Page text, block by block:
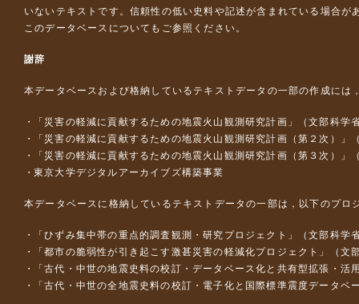
いないテキストです。信頼性の低い史料や記述が含まれている場合が
このデータベースについて もご参照ください。
謝辞
本データベースおよび格納しているテキストデータの一部の作成には
「災害の軽減に貢献するための地震火山観測研究計画」（文部科学
「災害の軽減に貢献するための地震火山観測研究計画（第２次）」
「災害の軽減に貢献するための地震火山観測研究計画（第３次）」
東京大学デジタルアーカイブズ構築事業
本データベースに格納しているテキストデータの一部は，以下のプロ
「ひずみ集中帯の重点的調査観測・研究プロジェクト」（文部科
「都市の脆弱性が引き起こす激甚災害の軽減化プロジェクト」（
「古代・中世の地震史料の校訂・データベース化と共有型拡張・
「古代・中世の全地震史料の校訂・電子化と国際標準震度データ